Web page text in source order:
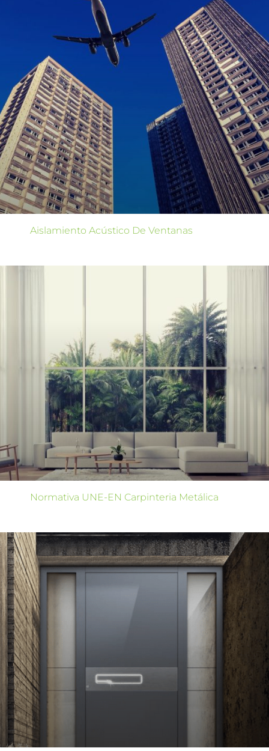
Aislamiento Acústico De Ventanas
Normativa UNE-EN Carpinteria Metálica